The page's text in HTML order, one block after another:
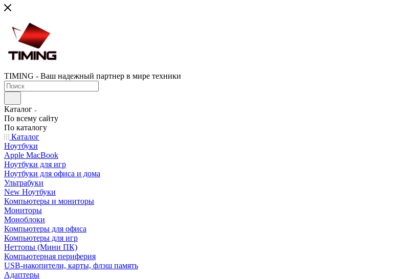
TIMING - Ваш надежный партнер в мире техники
Каталог
По всему сайту
По каталогу
Каталог
Ноутбуки
Apple MacBook
Ноутбуки для игр
Ноутбуки для офиса и дома
Ультрабуки
New Ноутбуки
Компьютеры и мониторы
Мониторы
Моноблоки
Компьютеры для офиса
Компьютеры для игр
Неттопы (Мини ПК)
Компьютерная периферия
USB-накопители, карты, флэш память
Адаптеры